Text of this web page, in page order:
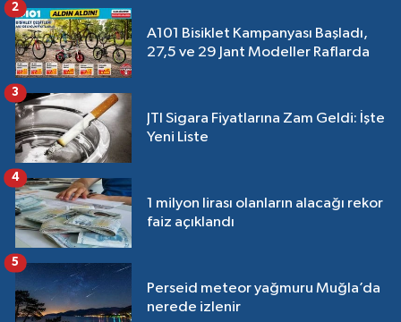
A101 Bisiklet Kampanyası Başladı,
27,5 ve 29 Jant Modeller Raflarda
2
JTI Sigara Fiyatlarına Zam Geldi: İşte
Yeni Liste
3
1 milyon lirası olanların alacağı rekor
faiz açıklandı
4
Perseid meteor yağmuru Muğla’da
nerede izlenir
5